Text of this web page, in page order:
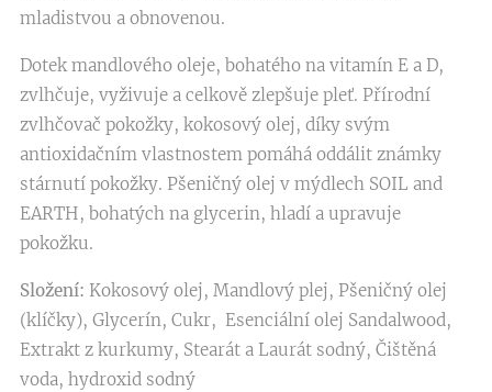
mladistvou a obnovenou.
Dotek mandlového oleje, bohatého na vitamín E a D,
zvlhčuje, vyživuje a celkově zlepšuje pleť. Přírodní
zvlhčovač pokožky, kokosový olej, díky svým
antioxidačním vlastnostem pomáhá oddálit známky
stárnutí pokožky. Pšeničný olej v mýdlech SOIL and
EARTH, bohatých na glycerin, hladí a upravuje
pokožku.
Složení: Kokosový olej, Mandlový plej, Pšeničný olej
(klíčky), Glycerín, Cukr, Esenciální olej Sandalwood,
Extrakt z kurkumy, Stearát a Laurát sodný, Čištěná
voda, hydroxid sodný